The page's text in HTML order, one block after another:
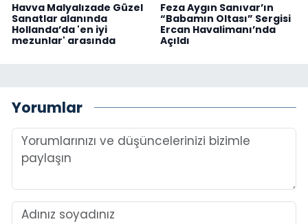
Havva Malyalızade Güzel
Sanatlar alanında
Hollanda’da 'en iyi
mezunlar' arasında
Feza Aygın Sanıvar’ın
“Babamın Oltası” Sergisi
Ercan Havalimanı’nda
Açıldı
Yorumlar